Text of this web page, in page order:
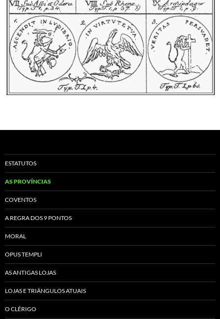
ESTATUTOS
AS PROVÍNCIAS
COVENTOS
A REGRA DOS 9 PONTOS
MORAL
OPUS TEMPLI
AS ANTIGAS LOJAS
LOJAS E TRIÂNGULOS ATUAIS
O CLÉRIGO